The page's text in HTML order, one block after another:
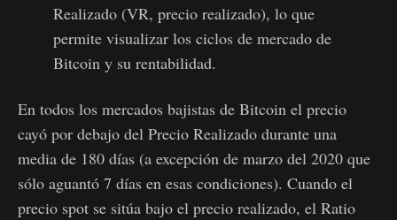
Realizado (VR, precio realizado), lo que
permite visualizar los ciclos de mercado de
Bitcoin y su rentabilidad.
En todos los mercados bajistas de Bitcoin el precio
cayó por debajo del Precio Realizado durante una
media de 180 días (a excepción de marzo del 2020 que
sólo aguantó 7 días en esas condiciones). Cuando el
precio spot se sitúa bajo el precio realizado, el Ratio